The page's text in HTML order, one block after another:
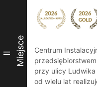
II Miejsce
Centrum
przy ulicy
od wielu lat